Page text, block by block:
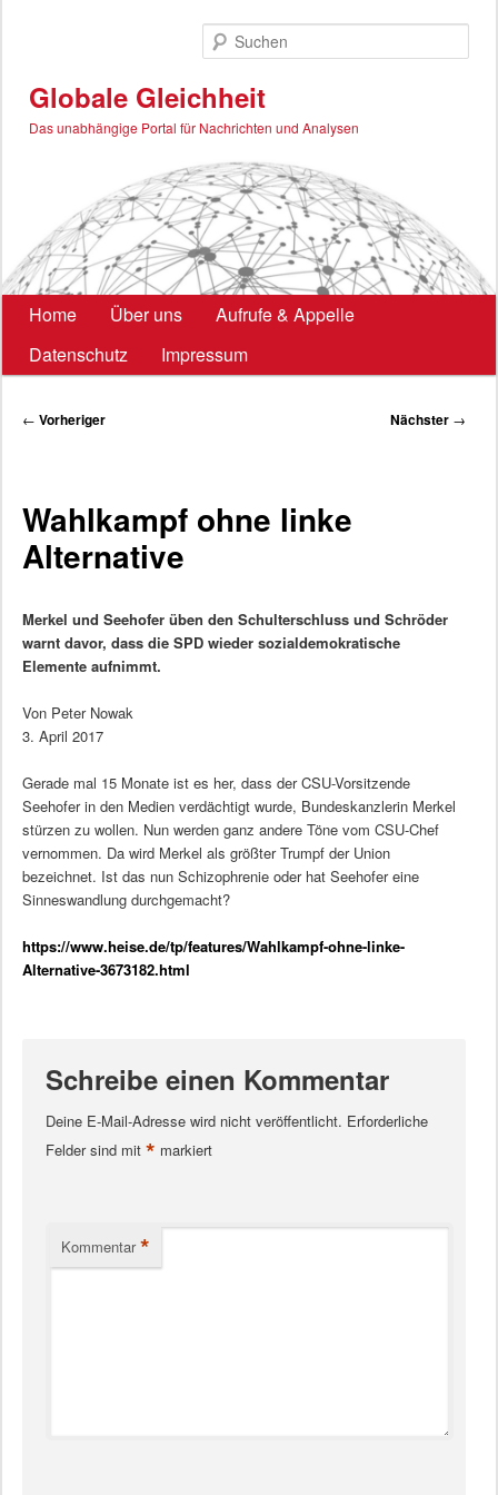
Globale Gleichheit
Das unabhängige Portal für Nachrichten und Analysen
Hauptmenü
Home Über uns
Aufrufe & Appelle
Datenschutz
Impressum
Beitragsnavigation
← Vorheriger Nächster →
Wahlkampf ohne linke
Alternative
Merkel und Seehofer üben den Schulterschluss und Schröder
warnt davor, dass die SPD wieder sozialdemokratische
Elemente aufnimmt.
Von Peter Nowak
3. April 2017
Gerade mal 15 Monate ist es her, dass der CSU-Vorsitzende
Seehofer in den Medien verdächtigt wurde, Bundeskanzlerin Merkel
stürzen zu wollen. Nun werden ganz andere Töne vom CSU-Chef
vernommen. Da wird Merkel als größter Trumpf der Union
bezeichnet. Ist das nun Schizophrenie oder hat Seehofer eine
Sinneswandlung durchgemacht?
https://www.heise.de/tp/features/Wahlkampf-ohne-linke-
Alternative-3673182.html
Schreibe einen Kommentar
Deine E-Mail-Adresse wird nicht veröffentlicht. Erforderliche
Felder sind mit * markiert
Kommentar *